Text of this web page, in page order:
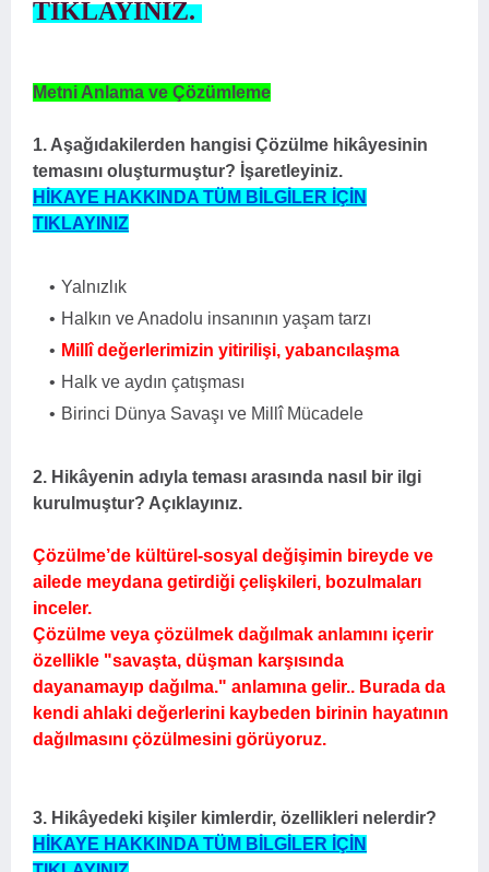
TIKLAYINIZ.
Metni Anlama ve Çözümleme
1. Aşağıdakilerden hangisi Çözülme hikâyesinin
temasını oluşturmuştur? İşaretleyiniz.
HİKAYE HAKKINDA TÜM BİLGİLER İÇİN
TIKLAYINIZ
Yalnızlık
Halkın ve Anadolu insanının yaşam tarzı
Millî değerlerimizin yitirilişi, yabancılaşma
Halk ve aydın çatışması
Birinci Dünya Savaşı ve Millî Mücadele
2. Hikâyenin adıyla teması arasında nasıl bir ilgi
kurulmuştur? Açıklayınız.
Çözülme’de kültürel-sosyal değişimin bireyde ve
ailede meydana getirdiği çelişkileri, bozulmaları
inceler.
Çözülme veya çözülmek dağılmak anlamını içerir
özellikle "savaşta, düşman karşısında
dayanamayıp dağılma." anlamına gelir.. Burada da
kendi ahlaki değerlerini kaybeden birinin hayatının
dağılmasını çözülmesini görüyoruz.
3. Hikâyedeki kişiler kimlerdir, özellikleri nelerdir?
HİKAYE HAKKINDA TÜM BİLGİLER İÇİN